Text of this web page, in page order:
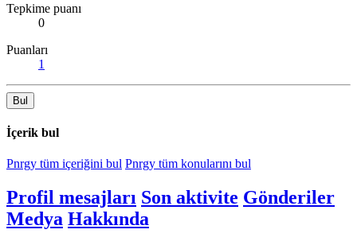
Tepkime puanı
0
Puanları
1
Bul
İçerik bul
Pnrgy tüm içeriğini bul Pnrgy tüm konularını bul
Profil mesajları Son aktivite Gönderiler
Medya Hakkında